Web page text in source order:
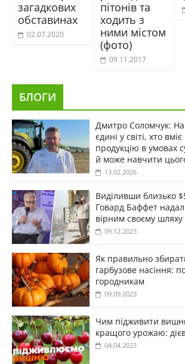
загадкових
обставинах
02.07.2020
пітонів та
ходить з
ними містом
(фото)
09.11.2017
БЛОГИ
Дмитро Соломчук:
єдині у світі, хто
продукцію в умовах
й може навчити
13.02.2026
Виділивши близько
Говард Баффет
вірним своєму шляху
09.12.2023
Як правильно
гарбузове насіння:
городникам
09.09.2023
Чим підживити
кращого урожаю:
04.04.2023